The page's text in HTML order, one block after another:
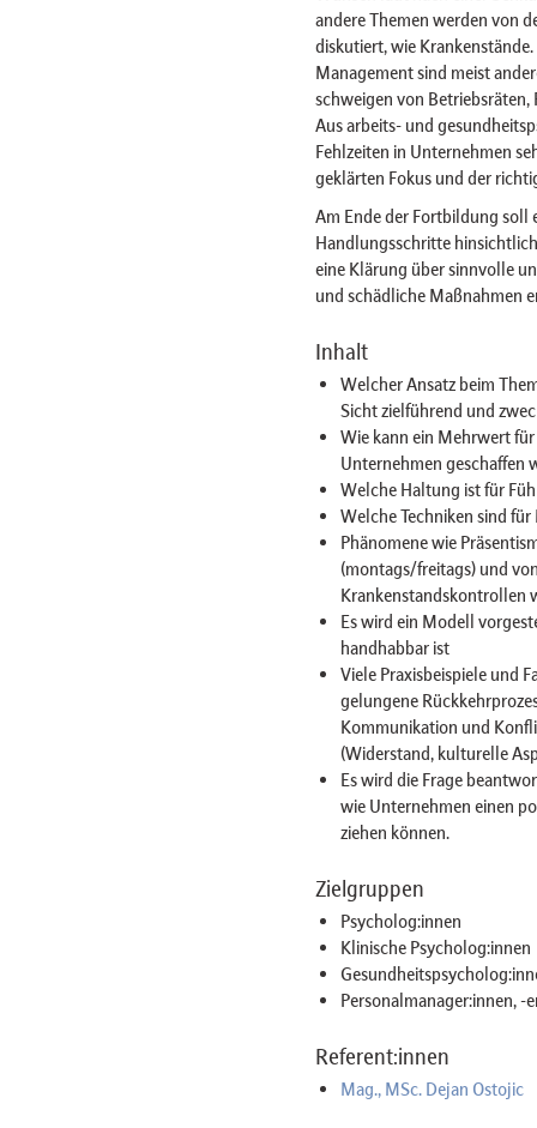
andere Themen werden von
diskutiert, wie
Management sind meist
schweigen von
Aus arbeits- und
Fehlzeiten in Unternehmen
geklärten Fokus und der
Am Ende der Fortbildung soll
Handlungsschritte
eine Klärung über sinnvolle
und schädliche Maßnahmen
Inhalt
Welcher Ansatz beim
Sicht zielführend und
Wie kann ein Mehrwert
Unternehmen geschaffen
Welche Haltung ist für
Welche Techniken sind
Phänomene wie
(montags/freitags) und
Krankenstandskontrollen
Es wird ein Modell
handhabbar ist
Viele Praxisbeispiele und
gelungene
Kommunikation und
(Widerstand, kulturelle
Es wird die Frage
wie Unternehmen einen
ziehen können.
Zielgruppen
Psycholog:innen
Klinische Psycholog:innen
Personalmanager:innen,
Referent:innen
Mag., MSc. Dejan Ostojic